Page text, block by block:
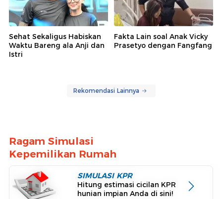
Sehat Sekaligus Habiskan
Waktu Bareng ala Anji dan
Istri
Fakta Lain soal Anak Vicky
Prasetyo dengan Fangfang
Rekomendasi Lainnya
Ragam Simulasi
Kepemilikan Rumah
SIMULASI KPR
Hitung estimasi cicilan KPR
hunian impian Anda di sini!